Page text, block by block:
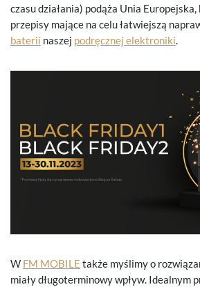
czasu działania) podąża Unia
przepisy mające na celu łatwiejszą
baterii naszej podręcznej elektroniki.
W FM MOBILE także myślimy o
miały długoterminowy wpływ. Idealnym